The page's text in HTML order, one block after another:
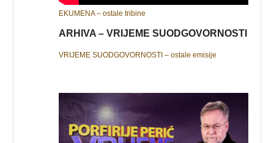
EKUMENA – ostale tribine
ARHIVA – VRIJEME SUODGOVORNOSTI
VRIJEME SUODGOVORNOSTI – ostale emisije